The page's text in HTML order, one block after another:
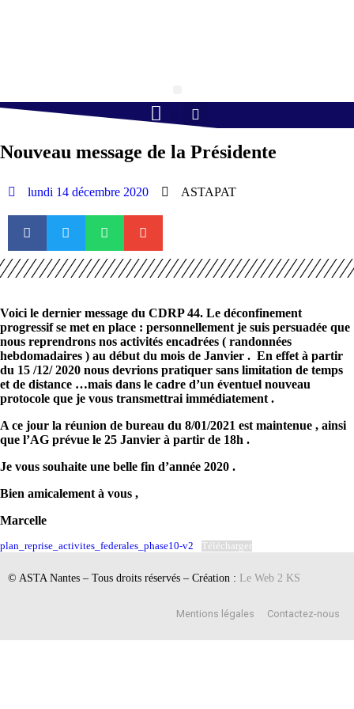
Nouveau message de la Présidente
lundi 14 décembre 2020 ASTAPAT
Voici le dernier message du CDRP 44. Le déconfinement
progressif se met en place : personnellement je suis persuadée que
nous reprendrons nos activités encadrées ( randonnées
hebdomadaires ) au début du mois de Janvier . En effet à partir
du 15 /12/ 2020 nous devrions pratiquer sans limitation de temps
et de distance …mais dans le cadre d’un éventuel nouveau
protocole que je vous transmettrai immédiatement .
A ce jour la réunion de bureau du 8/01/2021 est maintenue , ainsi
que l’AG prévue le 25 Janvier à partir de 18h .
Je vous souhaite une belle fin d’année 2020 .
Bien amicalement à vous ,
Marcelle
plan_reprise_activites_federales_phase10-v2 Télécharger
© ASTA Nantes – Tous droits réservés – Création : Le Web 2 KS
Mentions légales Contactez-nous